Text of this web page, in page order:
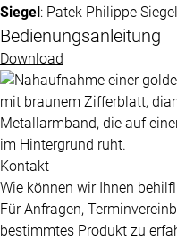
Siegel: Patek Philippe
Bedienungsanleitung
Download
Kontakt
Wie können wir Ihnen
Für Anfragen,
bestimmtes Produkt zu